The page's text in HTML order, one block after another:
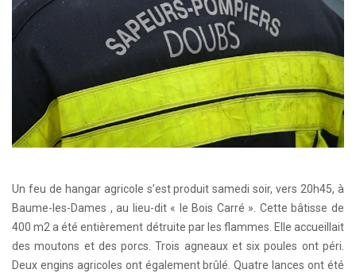
Un feu de hangar agricole s’est produit samedi soir, vers 20h45, à
Baume-les-Dames , au lieu-dit « le Bois Carré ». Cette bâtisse de
400 m2 a été entièrement détruite par les flammes. Elle accueillait
des moutons et des porcs. Trois agneaux et six poules ont péri.
Deux engins agricoles ont également brûlé. Quatre lances ont été